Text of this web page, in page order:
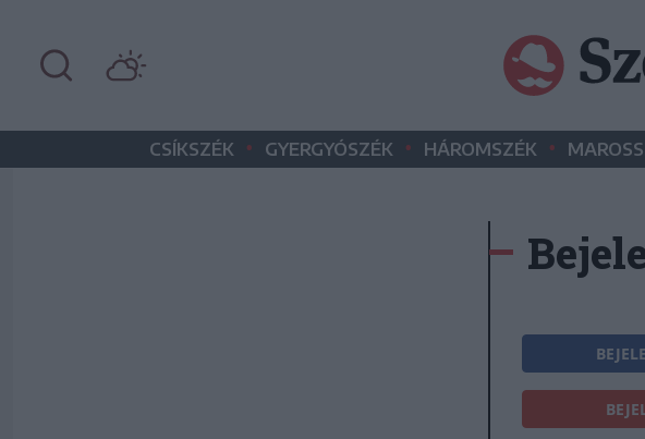
CSÍKSZÉK • GYERGYÓSZÉK • HÁROMSZÉK •